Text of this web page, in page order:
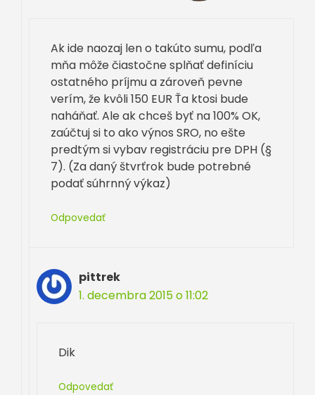
Ak ide naozaj len o takúto sumu, podľa
mňa môže čiastočne splňať definíciu
ostatného príjmu a zároveň pevne
verím, že kvôli 150 EUR Ťa ktosi bude
naháňať. Ale ak chceš byť na 100% OK,
zaúčtuj si to ako výnos SRO, no ešte
predtým si vybav registráciu pre DPH (§
7). (Za daný štvrťrok bude potrebné
podať súhrnný výkaz)
Odpovedať
pittrek
1. decembra 2015 o 11:02
Dik
Odpovedať